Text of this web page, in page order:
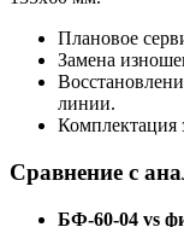
Плановое
Замена
линии.
Комплектация
Сравнение с
БФ-60-04 vs